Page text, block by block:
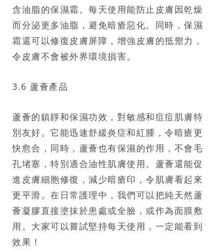
含油脂的保濕霜。每天使用能防止皮膚因乾燥
而分泌更多油脂，避免暗瘡惡化。同時，保濕
霜還可以修復皮膚屏障，增強皮膚的抵禦力，
令皮膚不會被外界環境損害。
3.6 蘆薈產品
蘆薈的鎮靜和保濕功效，對敏感和痘痘肌膚特
別友好。它能迅速舒緩炎症和紅腫，令暗瘡更
快愈合，同時，蘆薈也有保濕的作用，不會毛
孔堵塞，特別適合油性肌膚使用。蘆薈還能促
進皮膚細胞修復，減少暗瘡印，令肌膚看起來
更平滑。在日常護理中，我們可以把純天然蘆
薈凝膠直接塗抹於患處或全臉，或作為面膜敷
用。大家可以嘗試堅持每天使用，一定能看到
效果！